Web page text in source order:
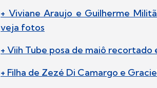
+ Viviane Araujo e Guilherme
veja fotos
+ Viih Tube posa de maiô
+ Filha de Zezé Di Camargo e